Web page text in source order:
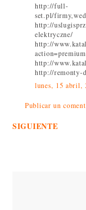
http://full-
set.pl/
http://
elektryczne/
http://
http://
http://remonty-
lunes, 15 abril,
Publicar un
SIGUIENTE